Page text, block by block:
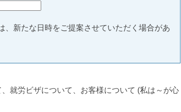
新たな日時をご提案させていただく場合があ
就労ビザについて、お客様について (私は～が心